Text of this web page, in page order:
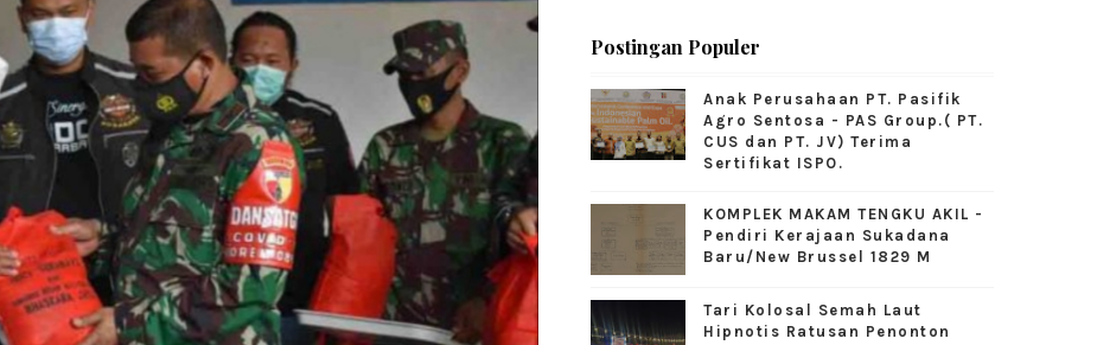
Postingan Populer
Anak Perusahaan PT. Pasifik
Agro Sentosa - PAS Group.( PT.
CUS dan PT. JV) Terima
Sertifikat ISPO.
KOMPLEK MAKAM TENGKU AKIL -
Pendiri Kerajaan Sukadana
Baru/New Brussel 1829 M
Tari Kolosal Semah Laut
Hipnotis Ratusan Penonton